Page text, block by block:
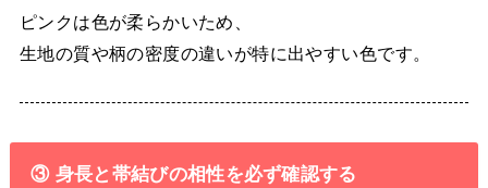
ピンクは色が柔らかいため、
生地の質や柄の密度の違いが特に出やすい色です。
③ 身長と帯結びの相性を必ず確認する